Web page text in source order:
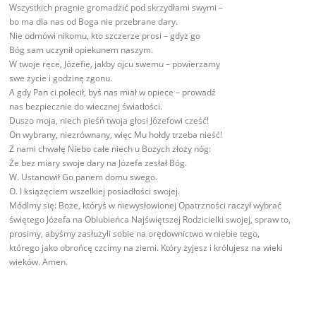
Wszystkich pragnie gromadzić pod skrzydłami swymi –
bo ma dla nas od Boga nie przebrane dary.
Nie odmówi nikomu, kto szczerze prosi – gdyż go
Bóg sam uczynił opiekunem naszym.
W twoje ręce, Józefie, jakby ojcu swemu – powierzamy
swe życie i godzinę zgonu.
A gdy Pan ci polecił, byś nas miał w opiece – prowadź
nas bezpiecznie do wiecznej światłości.
Duszo moja, niech pieśń twoja głosi Józefowi cześć!
On wybrany, niezrównany, więc Mu hołdy trzeba nieść!
Z nami chwałę Niebo całe niech u Bożych złoży nóg:
Że bez miary swoje dary na Józefa zesłał Bóg.
W. Ustanowił Go panem domu swego.
O. I książęciem wszelkiej posiadłości swojej.
Módlmy się: Boże, któryś w niewysłowionej Opatrzności raczył wybrać
świętego Józefa na Oblubieńca Najświętszej Rodzicielki swojej, spraw to,
prosimy, abyśmy zasłużyli sobie na orędownictwo w niebie tego,
którego jako obrońcę czcimy na ziemi. Który żyjesz i królujesz na wieki
wieków. Amen.